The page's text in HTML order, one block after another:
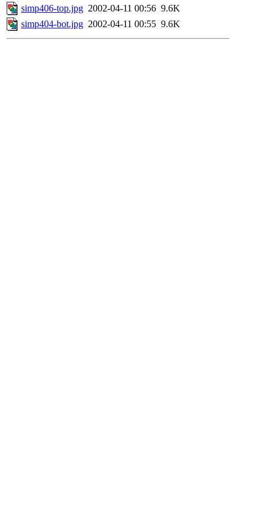
simp406-top.jpg 2002-04-11 00:56 9.6K
simp404-bot.jpg 2002-04-11 00:55 9.6K